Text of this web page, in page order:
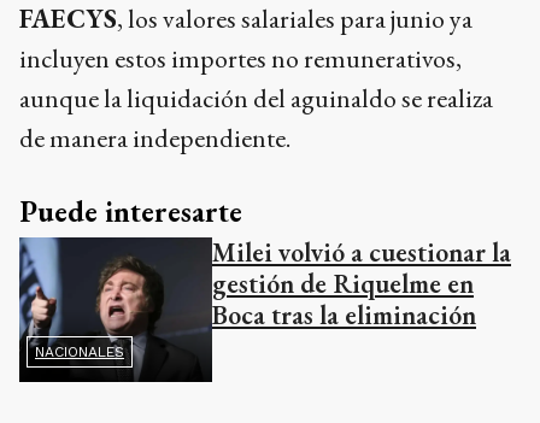
FAECYS, los valores salariales para junio ya
incluyen estos importes no remunerativos,
aunque la liquidación del aguinaldo se realiza
de manera independiente.
Puede interesarte
NACIONALES
Milei volvió a cuestionar la
gestión de Riquelme en
Boca tras la eliminación